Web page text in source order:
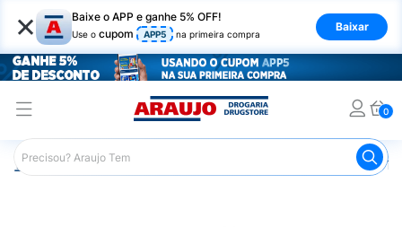
× Baixe o APP e ganhe 5% OFF!
Use o cupom APP5 na primeira compra
Baixar
0
Araujo Infantil Helicopter Ersy